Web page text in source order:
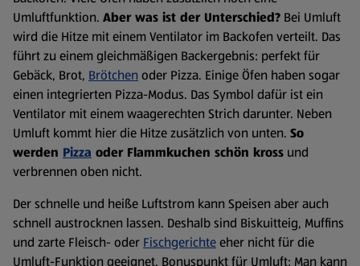
Umluftfunktion. Aber was ist der Unterschied? Bei Umluft
wird die Hitze mit einem Ventilator im Backofen verteilt. Das
führt zu einem gleichmäßigen Backergebnis: perfekt für
Gebäck, Brot, Brötchen oder Pizza. Einige Öfen haben sogar
einen integrierten Pizza-Modus. Das Symbol dafür ist ein
Ventilator mit einem waagerechten Strich darunter. Neben
Umluft kommt hier die Hitze zusätzlich von unten. So
werden Pizza oder Flammkuchen schön kross und
verbrennen oben nicht.
Der schnelle und heiße Luftstrom kann Speisen aber auch
schnell austrocknen lassen. Deshalb sind Biskuitteig, Muffins
und zarte Fleisch- oder Fischgerichteeher nicht für die
Umluft-Funktion geeignet. Bonuspunkt für Umluft: Man kann